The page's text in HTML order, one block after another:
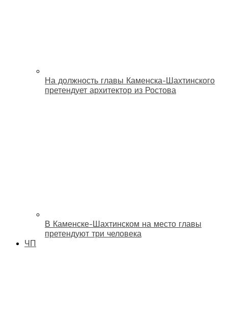
На должность главы Каменска-Шахтинского
претендует архитектор из Ростова
В Каменске-Шахтинском на место главы
претендуют три человека
ЧП